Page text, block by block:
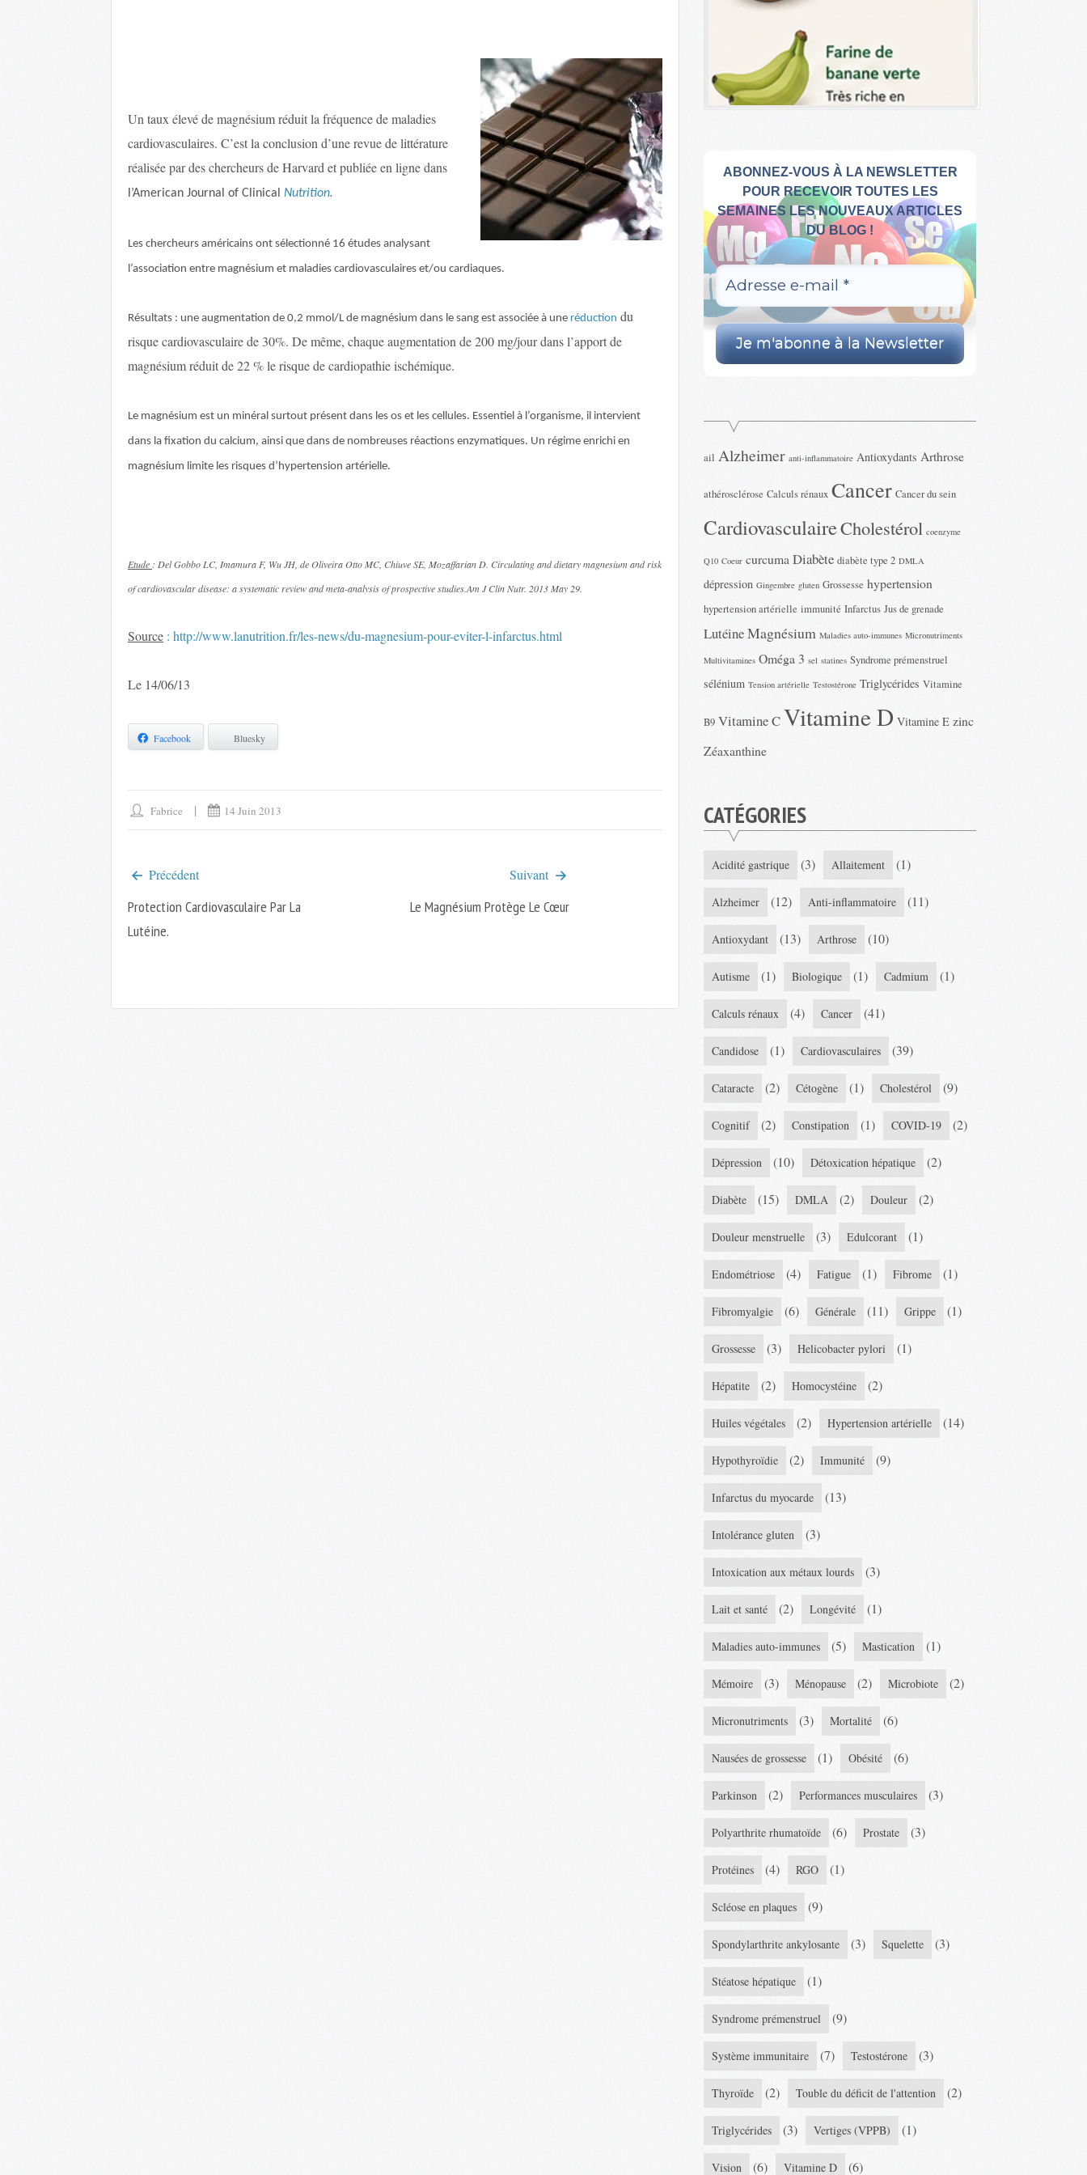
Un taux élevé de magnésium réduit la fréquence de maladies
cardiovasculaires. C’est la conclusion d’une revue de littérature
réalisée par des chercheurs de Harvard et publiée en ligne dans
l’American Journal of Clinical Nutrition.
Les chercheurs américains ont sélectionné 16 études analysant
l’association entre magnésium et maladies cardiovasculaires et/ou cardiaques.
Résultats : une augmentation de 0,2 mmol/L de magnésium dans le sang est associée à une réduction du
risque cardiovasculaire de 30%. De même, chaque augmentation de 200 mg/jour dans l’apport de
magnésium réduit de 22 % le risque de cardiopathie ischémique.
Le magnésium est un minéral surtout présent dans les os et les cellules. Essentiel à l’organisme, il intervient
dans la fixation du calcium, ainsi que dans de nombreuses réactions enzymatiques. Un régime enrichi en
magnésium limite les risques d’hypertension artérielle.
Etude: Del Gobbo LC, Imamura F, Wu JH, de Oliveira Otto MC, Chiuve SE, Mozaffarian D. Circulating and dietary magnesium and risk
of cardiovascular disease: a systematic review and meta-analysis of prospective studies.Am J Clin Nutr. 2013 May 29.
Source : http://www.lanutrition.fr/les-news/du-magnesium-pour-eviter-l-infarctus.html
Le 14/06/13
Facebook Bluesky
Fabrice 14 Juin 2013
Précédent
Protection Cardiovasculaire Par La
Lutéine.
Suivant
Le Magnésium Protège Le Cœur
ABONNEZ-VOUS À LA NEWSLETTER
POUR RECEVOIR TOUTES LES
SEMAINES LES NOUVEAUX ARTICLES
DU BLOG !
ail Alzheimer anti-inflammatoire Antioxydants Arthrose
athérosclérose Calculs rénaux Cancer Cancer du sein
CardiovasculaireCholestérol coenzyme
Q10 Coeur curcuma Diabète diabète type 2 DMLA
dépression Gingembre gluten Grossesse hypertension
hypertension artérielle immunité Infarctus Jus de grenade
LutéineMagnésium Maladies auto-immunes Micronutriments
Multivitamines Oméga 3 sel statines Syndrome prémenstruel
sélénium Tension artérielle Testostérone Triglycérides Vitamine
B9 Vitamine CVitamine D Vitamine E zinc
Zéaxanthine
CATÉGORIES
Acidité gastrique (3) Allaitement (1)
Alzheimer (12) Anti-inflammatoire (11)
Antioxydant (13) Arthrose (10)
Autisme (1) Biologique (1) Cadmium (1)
Calculs rénaux (4) Cancer (41)
Candidose (1) Cardiovasculaires (39)
Cataracte (2) Cétogène (1) Cholestérol (9)
Cognitif (2) Constipation (1) COVID-19 (2)
Dépression (10) Détoxication hépatique (2)
Diabète (15) DMLA (2) Douleur (2)
Douleur menstruelle (3) Edulcorant (1)
Endométriose (4) Fatigue (1) Fibrome (1)
Fibromyalgie (6) Générale (11) Grippe (1)
Grossesse (3) Helicobacter pylori (1)
Hépatite (2) Homocystéine (2)
Huiles végétales (2) Hypertension artérielle (14)
Hypothyroïdie (2) Immunité (9)
Infarctus du myocarde (13)
Intolérance gluten (3)
Intoxication aux métaux lourds (3)
Lait et santé (2) Longévité (1)
Maladies auto-immunes (5) Mastication (1)
Mémoire (3) Ménopause (2) Microbiote (2)
Micronutriments (3) Mortalité (6)
Nausées de grossesse (1) Obésité (6)
Parkinson (2) Performances musculaires (3)
Polyarthrite rhumatoïde (6) Prostate (3)
Protéines (4) RGO (1)
Scléose en plaques (9)
Spondylarthrite ankylosante (3) Squelette (3)
Stéatose hépatique (1)
Syndrome prémenstruel (9)
Système immunitaire (7) Testostérone (3)
Thyroïde (2) Touble du déficit de l'attention (2)
Triglycérides (3) Vertiges (VPPB) (1)
Vision (6) Vitamine D (6)